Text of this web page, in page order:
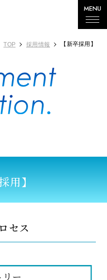
MENU
TOP 採用情報 【新卒採用】
用】
セス